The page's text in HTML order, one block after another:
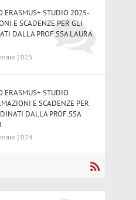
ERASMUS+ STUDIO 2025-
E SCADENZE PER GLI
DALLA PROF.SSA LAURA
2025
ERASMUS+ STUDIO
E SCADENZE PER
DALLA PROF.SSA
2024